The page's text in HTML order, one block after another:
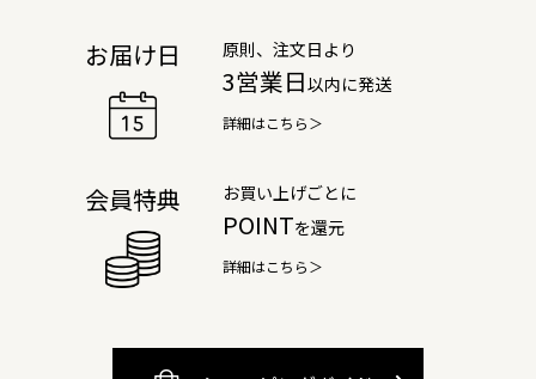
お届け日 原則、注文日より
3営業日以内に発送
詳細はこちら＞
会員特典 お買い上げごとに
POINTを還元
詳細はこちら＞